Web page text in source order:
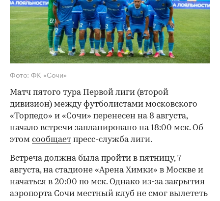
Фото: ФК «Сочи»
Матч пятого тура Первой лиги (второй
дивизион) между футболистами московского
«Торпедо» и «Сочи» перенесен на 8 августа,
начало встречи запланировано на 18:00 мск. Об
этом сообщает пресс-служба лиги.
Встреча должна была пройти в пятницу, 7
августа, на стадионе «Арена Химки» в Москве и
начаться в 20:00 по мск. Однако из-за закрытия
аэропорта Сочи местный клуб не смог вылететь